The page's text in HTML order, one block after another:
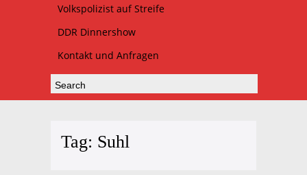
Volkspolizist auf Streife
DDR Dinnershow
Kontakt und Anfragen
Tag: Suhl